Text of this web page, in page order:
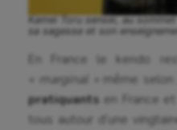
Aéronautique
Kamei Toru sensei, au
sa sagesse et son
En France le kendo
« marginal » même selon
pratiquants en France
tous autour d’une